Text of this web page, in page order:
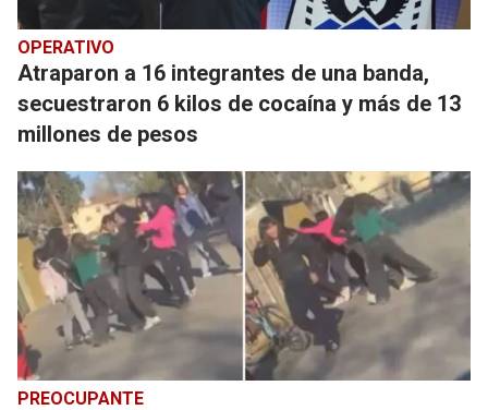
OPERATIVO
Atraparon a 16 integrantes de una banda,
secuestraron 6 kilos de cocaína y más de 13
millones de pesos
PREOCUPANTE